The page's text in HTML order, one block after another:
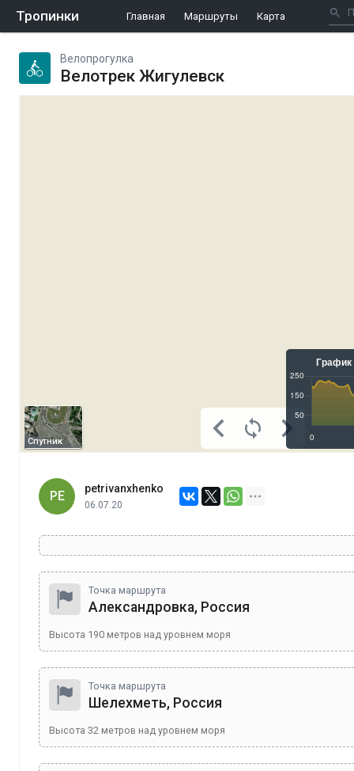
Тропинки Главная Маршруты Карта
Велопрогулка
Велотрек Жигулевск
Спутник
PE
petrivanxhenko
06.07.20
Точка маршрута
Александровка, Россия
Высота 190 метров над уровнем моря
Точка маршрута
Шелехметь, Россия
Высота 32 метров над уровнем моря